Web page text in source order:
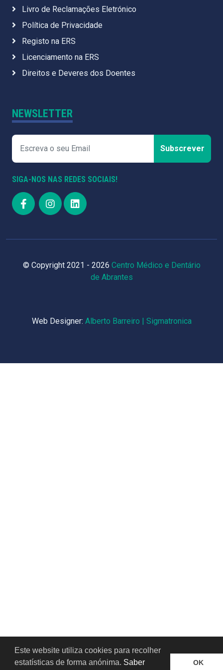
Livro de Reclamações Eletrónico
Política de Privacidade
Registo na ERS
Licenciamento na ERS
Direitos e Deveres dos Doentes
NEWSLETTER
Subscrever
SIGA-NOS NAS REDES SOCIAIS!
© Copyright 2021 - 2026 Centro Médico e Dentário
de Abrantes
Web Designer: Alberto Barreiro | Sigmatronica
Este website utiliza cookies para recolher
estatísticas de forma anónima. Saber OK